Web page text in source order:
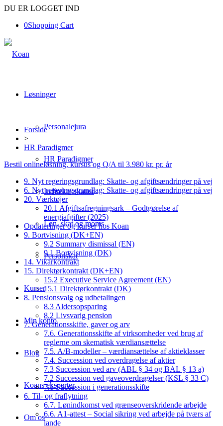
DU ER LOGGET IND
0Shopping Cart
Løsninger
Personalejura
HR Paradigmer
Indirekte skatter
Løn, skat og moms
Personskat
Kurser
Min konto
Blog
Koans eksperter
Om os
Forside
>
HR Paradigmer
Bestil onlineløsning, kursus og Q/A til 3.980 kr. pr. år
9. Nyt regeringsgrundlag: Skatte- og afgiftsændringer på vej
6. Nyt regeringsgrundlag: Skatte- og afgiftsændringer på vej
20. Værktøjer
20.1 Afgiftsafregningsark – Godtgørelse af
energiafgifter (2025)
Opdateringer og kurser hos Koan
9. Bortvisning (DK+EN)
9.2 Summary dismissal (EN)
9.1 Bortvisning (DK)
14. Vikarkontrakt
15. Direktørkontrakt (DK+EN)
15.2 Executive Service Agreement (EN)
15.1 Direktørkontrakt (DK)
8. Pensionsvalg og udbetalingen
8.3 Aldersopsparing
8.2 Livsvarig pension
7. Generationsskifte, gaver og arv
7.6. Generationsskifte af virksomheder ved brug af
reglerne om skematisk værdiansættelse
7.5. A/B-modeller – værdiansættelse af aktieklasser
7.4. Succession ved overdragelse af aktier
7.3 Succession ved arv (ABL § 34 og BAL § 13 a)
7.2 Succession ved gaveoverdragelser (KSL § 33 C)
7.1 Succession i generationsskifte
6. Til- og fraflytning
6.7. Lønindkomst ved grænseoverskridende arbejde
6.6. A1-attest – Social sikring ved arbejde på tværs af
lande